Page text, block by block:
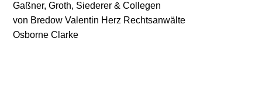
Gaßner, Groth, Siederer & Collegen
von Bredow Valentin Herz Rechtsanwälte
Osborne Clarke